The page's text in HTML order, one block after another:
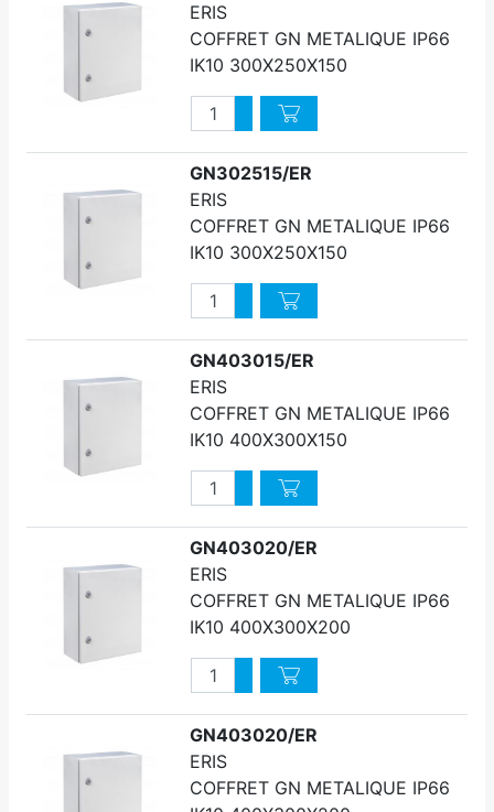
ERIS
COFFRET GN METALIQUE IP66
IK10 300X250X150
QuantitéAugmenter quantité
Diminuer quantité
GN302515/ER
ERIS
COFFRET GN METALIQUE IP66
IK10 300X250X150
QuantitéAugmenter quantité
Diminuer quantité
GN403015/ER
ERIS
COFFRET GN METALIQUE IP66
IK10 400X300X150
QuantitéAugmenter quantité
Diminuer quantité
GN403020/ER
ERIS
COFFRET GN METALIQUE IP66
IK10 400X300X200
QuantitéAugmenter quantité
Diminuer quantité
GN403020/ER
ERIS
COFFRET GN METALIQUE IP66